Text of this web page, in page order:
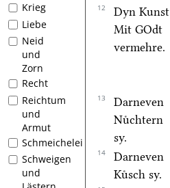
Krieg
Liebe
Neid
und
Zorn
Recht
Reichtum
und
Armut
Schmeichelei
Schweigen
und
12
Dyn Kunst
Mit GOdt
vermehre.
13
Darneven
Nuͤchtern
sy.
14
Darneven
Kuͤsch sy.